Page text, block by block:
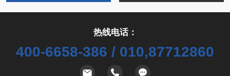
热线电话：
400-6658-386 / 010,87712860